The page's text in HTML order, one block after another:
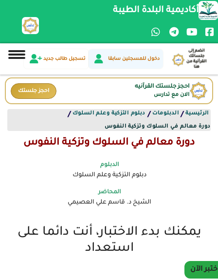
أكاديمية البلدة الطيبة
دخول للمسجلين سابقا تسجيل طالب جديد
انضم إلى
جلساتك
القرآنية من
هنا
احجز جلستك القرآنيه
الان مع تدارس
احجز جلستك
الرئيسية / الدبلومات / دبلوم التزكية وعلم السلوك /
دورة معالم في السلوك وتزكية النفوس
دورة معالم في السلوك وتزكية النفوس
الدبلوم
دبلوم التزكية وعلم السلوك
المحاضر
الشيخ د. قاسم علي العصيمي
يمكنك بدء الاختبار، أنت دائما على
استعداد
الآن